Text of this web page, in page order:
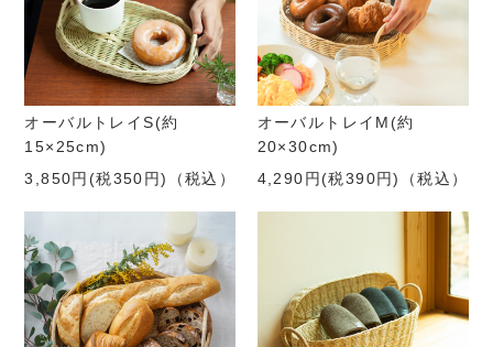
オーバルトレイS(約
15×25cm)
3,850円(税350円)
（税込）
オーバルトレイM(約
20×30cm)
4,290円(税390円)
（税込）